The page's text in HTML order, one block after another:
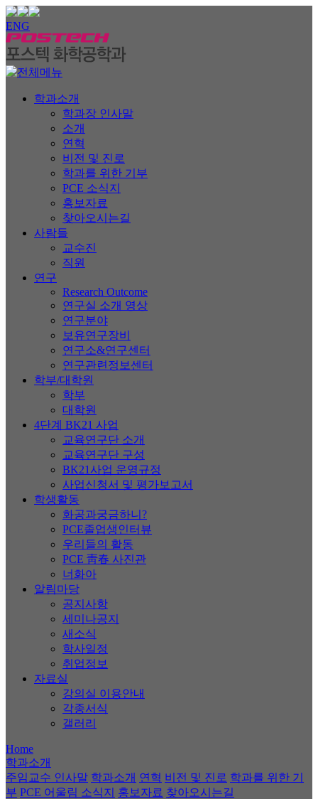
ENG
학과소개
학과장 인사말
소개
연혁
비전 및 진로
학과를 위한 기부
PCE 소식지
홍보자료
찾아오시는길
사람들
교수진
직원
연구
Research Outcome
연구실 소개 영상
연구분야
보유연구장비
연구소&연구센터
연구관련정보센터
학부/대학원
학부
대학원
4단계 BK21 사업
교육연구단 소개
교육연구단 구성
BK21사업 운영규정
사업신청서 및 평가보고서
학생활동
화공과궁금하니?
PCE졸업생인터뷰
우리들의 활동
PCE 靑春 사진관
너화아
알림마당
공지사항
세미나공지
새소식
학사일정
취업정보
자료실
강의실 이용안내
각종서식
갤러리
Home
학과소개
주임교수 인사말 학과소개 연혁 비전 및 진로 학과를 위한 기
부 PCE 어울림 소식지 홍보자료 찾아오시는길